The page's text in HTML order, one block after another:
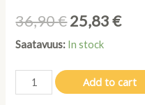
36,90€25,83€
Saatavuus: In stock
Krafft
Sensitive
Add to cart